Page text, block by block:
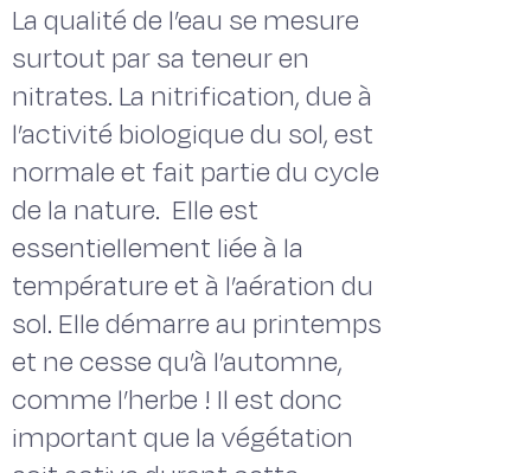
La qualité de l’eau se mesure
surtout par sa teneur en
nitrates. La nitrification, due à
l’activité biologique du sol, est
normale et fait partie du cycle
de la nature. Elle est
essentiellement liée à la
température et à l’aération du
sol. Elle démarre au printemps
et ne cesse qu’à l’automne,
comme l’herbe ! Il est donc
important que la végétation